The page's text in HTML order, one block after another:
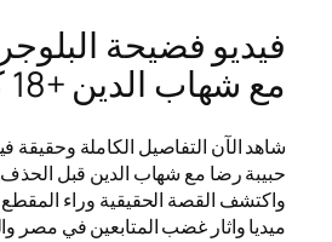
فيديو فضيحة
مع شهاب الدين +18 كامل
شاهد الآن التفاصيل الكاملة وحقيقة
حبيبة رضا مع شهاب الدين قبل الحذف
واكتشف القصة الحقيقية وراء
ميديا واثار غضب المتابعين في مصر